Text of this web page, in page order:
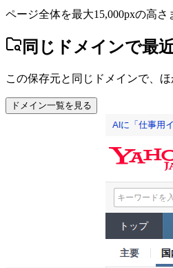
ページ全体を最大15,000pxの高
同じドメインで最
この保存元と同じドメインで、
ドメイン一覧を見る